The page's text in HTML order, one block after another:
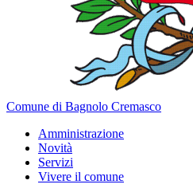
Comune di Bagnolo Cremasco
Amministrazione
Novità
Servizi
Vivere il comune